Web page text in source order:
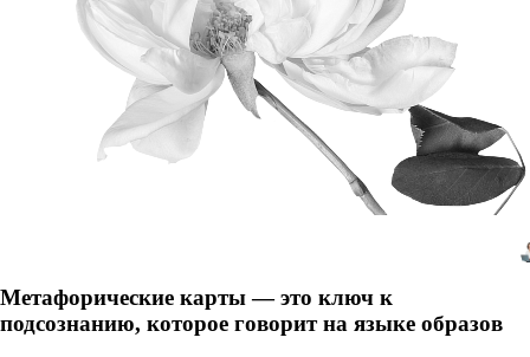
Метафорические карты — это ключ к
подсознанию, которое говорит на языке образов